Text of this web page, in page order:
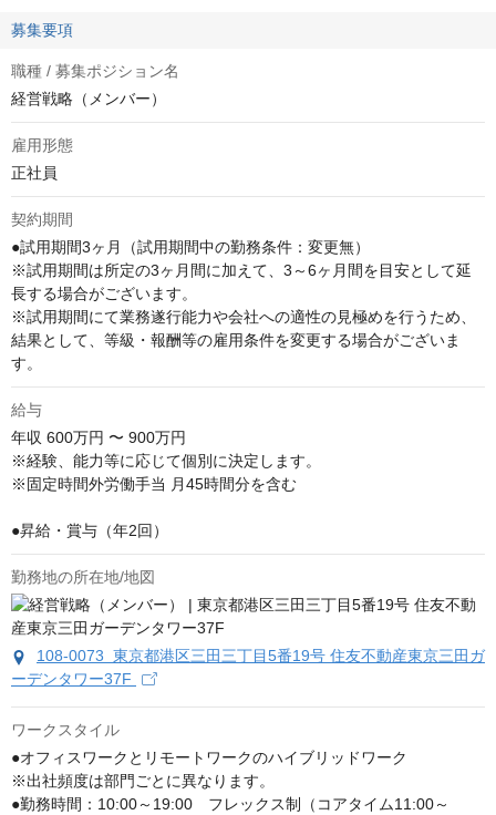
募集要項
職種 / 募集ポジション名
経営戦略（メンバー）
雇用形態
正社員
契約期間
●試用期間3ヶ月（試用期間中の勤務条件：変更無）
※試用期間は所定の3ヶ月間に加えて、3～6ヶ月間を目安として延
長する場合がございます。
※試用期間にて業務遂行能力や会社への適性の見極めを行うため、
結果として、等級・報酬等の雇用条件を変更する場合がございま
す。
給与
年収 600万円 〜 900万円
※経験、能力等に応じて個別に決定します。
※固定時間外労働手当 月45時間分を含む
●昇給・賞与（年2回）
勤務地の所在地/地図
108-0073 東京都港区三田三丁目5番19号 住友不動産東京三田ガ
ーデンタワー37F
ワークスタイル
●オフィスワークとリモートワークのハイブリッドワーク
※出社頻度は部門ごとに異なります。
●勤務時間：10:00～19:00　フレックス制（コアタイム11:00～